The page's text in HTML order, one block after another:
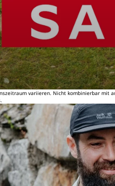
variieren. Nicht kombinierbar mit